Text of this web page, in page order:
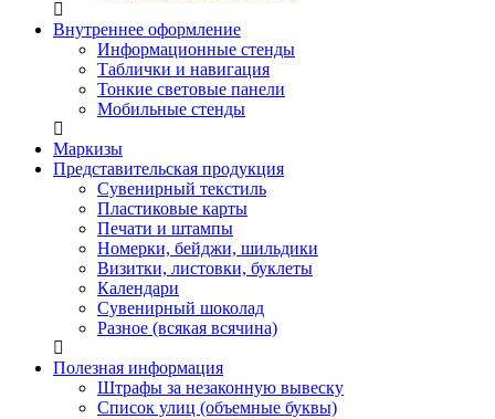
Внутреннее оформление
Информационные стенды
Таблички и навигация
Тонкие световые панели
Мобильные стенды
Маркизы
Представительская продукция
Сувенирный текстиль
Пластиковые карты
Печати и штампы
Номерки, бейджи, шильдики
Визитки, листовки, буклеты
Календари
Сувенирный шоколад
Разное (всякая всячина)
Полезная информация
Штрафы за незаконную вывеску
Список улиц (объемные буквы)